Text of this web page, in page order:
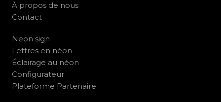
À propos de nous
Contact
Neon sign
Lettres en néon
Éclairage au néon
Configurateur
Plateforme Partenaire